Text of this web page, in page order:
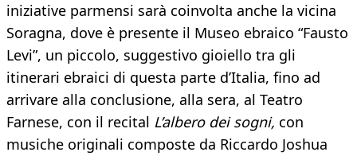
iniziative parmensi sarà coinvolta anche la vicina
Soragna, dove è presente il Museo ebraico “Fausto
Levi”, un piccolo, suggestivo gioiello tra gli
itinerari ebraici di questa parte d’Italia, fino ad
arrivare alla conclusione, alla sera, al Teatro
Farnese, con il recital L’albero dei sogni, con
musiche originali composte da Riccardo Joshua